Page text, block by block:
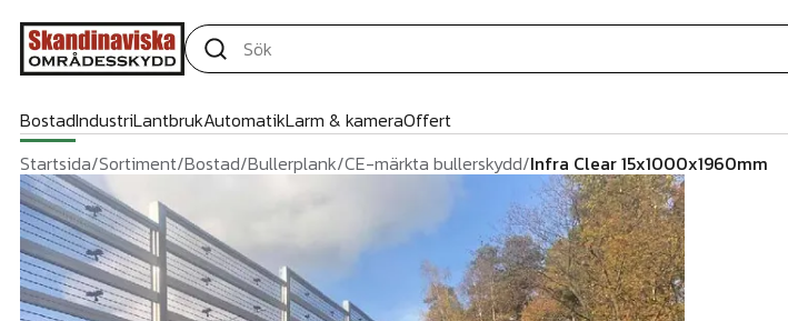
BostadIndustriLantbrukAutomatikLarm & kameraOffert
Startsida/Sortiment/Bostad/Bullerplank/CE-märkta bullerskydd/Infra Clear 15x1000x1960mm